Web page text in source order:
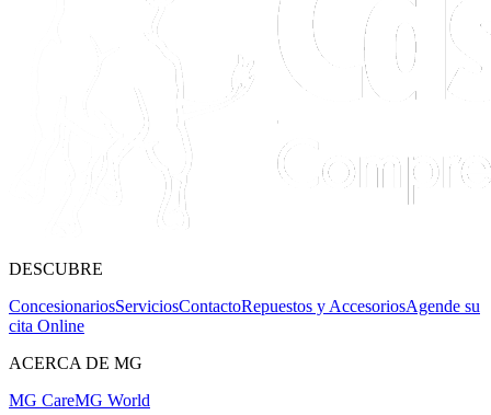
DESCUBRE
ConcesionariosServiciosContactoRepuestos y AccesoriosAgende su
cita Online
ACERCA DE MG
MG CareMG World